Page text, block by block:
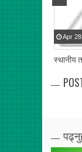
स्थानीय
Apr 28